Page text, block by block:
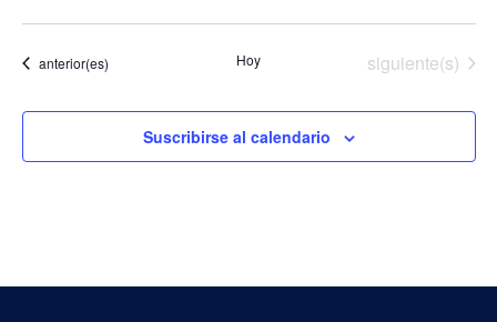
Eventos
anterior(es) Hoy Eventos
siguiente(s)
Suscribirse al calendario